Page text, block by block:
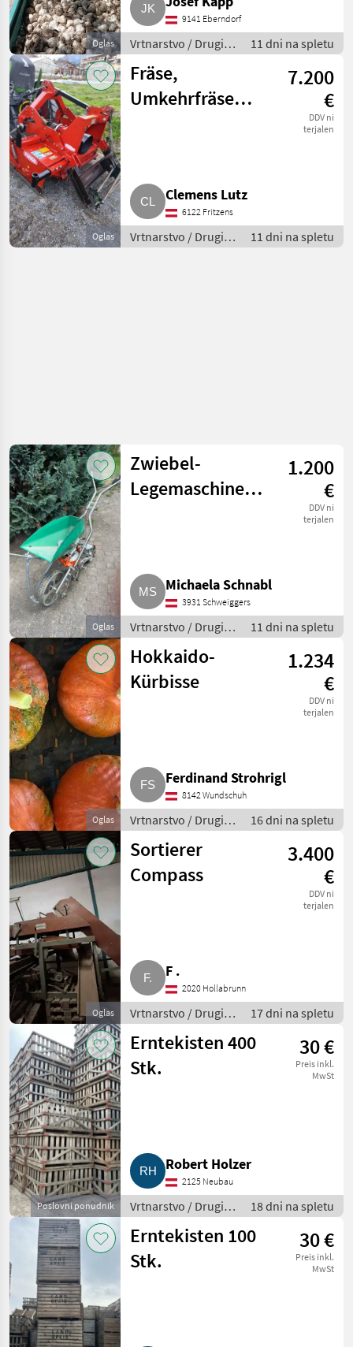
Oglas
9141 Eberndorf
Vrtnarstvo / Drugi
stroji za vrtnarstvo
11 dni na spletu
Oglas
Fräse,
Umkehrfräse
7.200
€
DDV ni
terjalen
Clemens Lutz
6122 Fritzens
Vrtnarstvo / Drugi
stroji za vrtnarstvo
11 dni na spletu
Oglas
Zwiebel-
Legemaschine
1.200
€
DDV ni
terjalen
Michaela Schnabl
3931 Schweiggers
Vrtnarstvo / Drugi
stroji za vrtnarstvo
11 dni na spletu
Oglas
Hokkaido-
Kürbisse
1.234
€
DDV ni
terjalen
Ferdinand Strohrigl
8142 Wundschuh
Vrtnarstvo / Drugi
stroji za vrtnarstvo
16 dni na spletu
Oglas
Sortierer
Compass
3.400
€
DDV ni
terjalen
F .
2020 Hollabrunn
Vrtnarstvo / Drugi
stroji za vrtnarstvo
17 dni na spletu
Poslovni ponudnik
Erntekisten 400
Stk.
30 €
Preis inkl.
MwSt
Robert Holzer
2125 Neubau
Vrtnarstvo / Drugi
stroji za vrtnarstvo
18 dni na spletu
Erntekisten 100
Stk.
30 €
Preis inkl.
MwSt